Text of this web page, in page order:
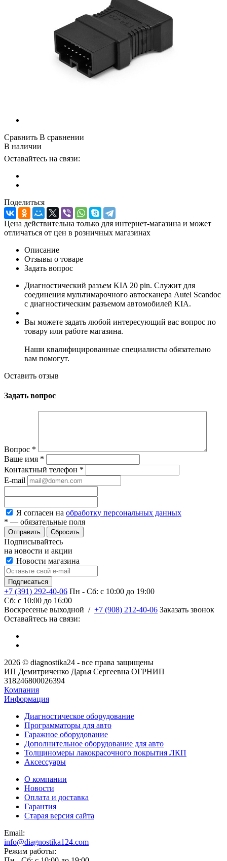
Сравнить В сравнении
В наличии
Оставайтесь на связи:
Поделиться
Цена действительна только для интернет-магазина и может
отличаться от цен в розничных магазинах
Описание
Отзывы о товаре
Задать вопрос
Диагностический разъем KIA 20 pin. Служит для
соединения мультимарочного автосканера Autel Scandoc
с диагностическим разъемом автомобилей KIA.
Вы можете задать любой интересующий вас вопрос по
товару или работе магазина.
Наши квалифицированные специалисты обязательно
вам помогут.
Оставить отзыв
Задать вопрос
Вопрос *
Ваше имя *
Контактный телефон *
E-mail
Я согласен на обработку персональных данных
* — обязательные поля
Сбросить
Подписывайтесь
на новости и акции
Новости магазина
+7 (391) 292-40-06 Пн - Сб: c 10:00 до 19:00
Сб: c 10:00 до 16:00
​Воскресенье выходной / +7 (908) 212-40-06 Заказать звонок
Оставайтесь на связи:
2026 © diagnostika24 - все права защищены
ИП Демитриченко Дарья Сергеевна ОГРНИП
318246800026394
Компания
Информация
Диагностическое оборудование
Программаторы для авто
Гаражное оборудование
Дополнительное оборудование для авто
Толщиномеры лакокрасочного покрытия ЛКП
Аксессуары
О компании
Новости
Оплата и доставка
Гарантия
Старая версия сайта
Email:
info@diagnostika124.com
Режим работы: